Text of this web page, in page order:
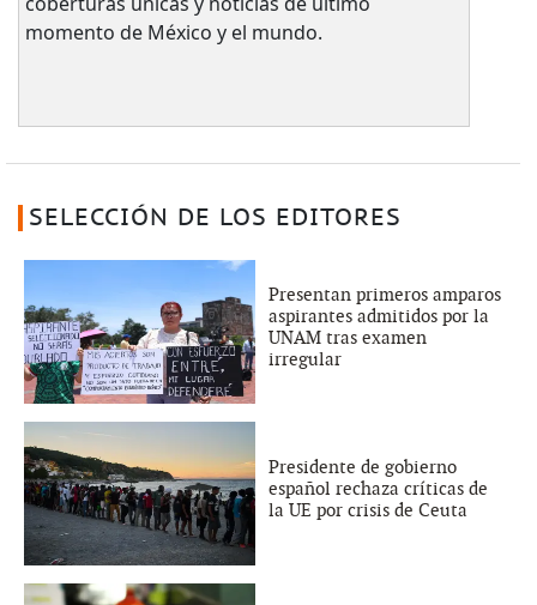
momento de México y el mundo.
SELECCIÓN DE LOS EDITORES
Presentan primeros amparos
aspirantes admitidos por la
UNAM tras examen
irregular
Presidente de gobierno
español rechaza críticas de
la UE por crisis de Ceuta